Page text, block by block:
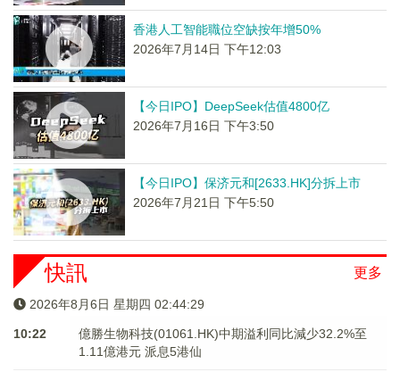
香港人工智能職位空缺按年增50%
2026年7月14日 下午12:03
【今日IPO】DeepSeek估值4800亿
2026年7月16日 下午3:50
【今日IPO】保济元和[2633.HK]分拆上市
2026年7月21日 下午5:50
更多
快訊
2026年8月6日 星期四 02:44:29
10:22
億勝生物科技(01061.HK)中期溢利同比減少32.2%至
1.11億港元 派息5港仙